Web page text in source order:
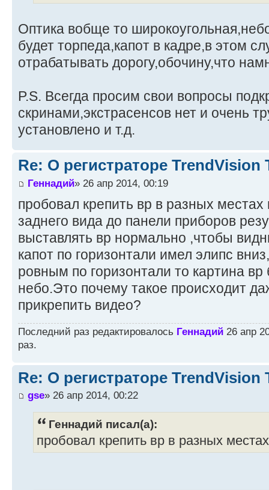
Оптика вобще то
будет торпеда,капот в кадре,в этом
отрабатывать дорогу,обочину,что
P.S. Всегда просим свои вопросы
скринами,экстрасенсов нет и очень
установлено и т.д.
Re: О регистраторе TrendVision
Геннадий» 26 апр 2014, 00:19
пробовал крепить вр в разных
заднего вида до панели приборов
выставлять вр нормально ,чтобы
капот по горизонтали имел элипс
ровным по горизонтали то картина
небо.Это почему такое происходит
прикрепить видео?
Последний раз редактировалось Геннадий 26 апр
раз.
Re: О регистраторе TrendVision
gse» 26 апр 2014, 00:22
Геннадий писал(а):
пробовал крепить вр в разных местах